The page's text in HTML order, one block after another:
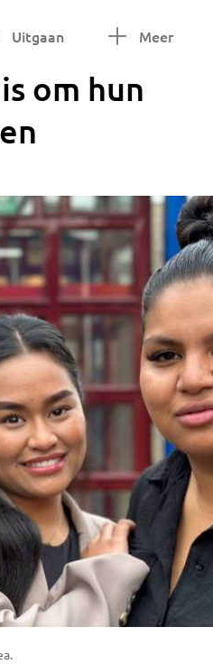
Uitgaan Meer
om hun